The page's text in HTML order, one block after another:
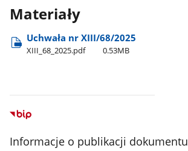
Materiały
Uchwała nr XIII/68/2025
XIII​_68​_2025.pdf 0.53MB
Informacje o publikacji dokumentu